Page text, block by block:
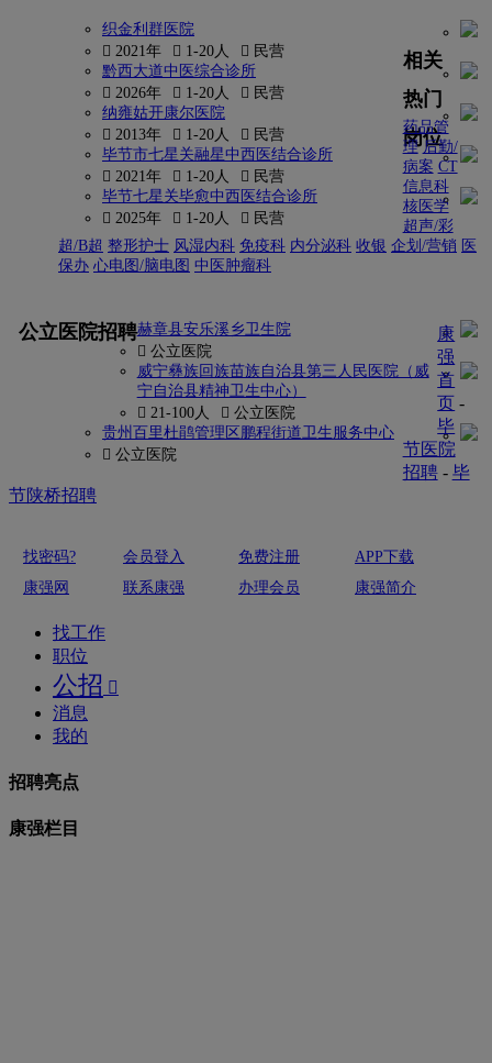
织金利群医院
 2021年
 1-20人
 民营
黔西大道中医综合诊所
 2026年
 1-20人
 民营
纳雍姑开康尔医院
 2013年
 1-20人
 民营
毕节市七星关融星中西医结合诊所
 2021年
 1-20人
 民营
毕节七星关毕愈中西医结合诊所
 2025年
 1-20人  民营
相关
热门
岗位
药品管
理 后勤/
病案 CT
信息科
核医学
超声/彩
超/B超 整形护士 风湿内科 免疫科 内分泌科 收银 企划/营销 医
保办 心电图/脑电图 中医肿瘤科
公立医院招聘赫章县安乐溪乡卫生院
 公立医院
威宁彝族回族苗族自治县第三人民医院（威
宁自治县精神卫生中心）
 21-100人
 公立医院
贵州百里杜鹃管理区鹏程街道卫生服务中心
 公立医院
康
强
首
页 -
毕
节医院
招聘- 毕
节陕桥招聘
找密码? 会员登入 免费注册
APP下载
康强网
联系康强 办理会员 康强简介
找工作
职位
公招 
消息
我的
招聘亮点
康强栏目